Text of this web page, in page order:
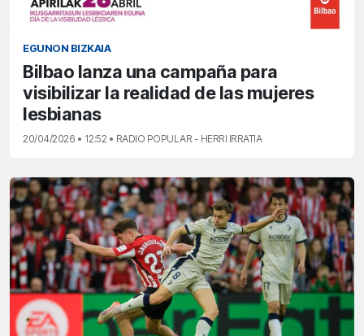
EGUNON BIZKAIA
Bilbao lanza una campaña para
visibilizar la realidad de las mujeres
lesbianas
20/04/2026 • 12:52 • RADIO POPULAR - HERRI IRRATIA